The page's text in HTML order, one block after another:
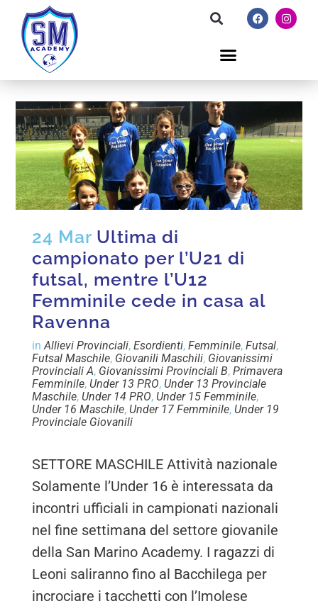
24 Mar Ultima di
campionato per l’U21 di
futsal, mentre l’U12
Femminile cede in casa al
Ravenna
inAllievi Provinciali,Esordienti,Femminile,Futsal,
Futsal Maschile, Giovanili Maschili, Giovanissimi
Provinciali A, Giovanissimi Provinciali B,Primavera
Femminile, Under 13 PRO, Under 13 Provinciale
Maschile, Under 14 PRO, Under 15 Femminile,
Under 16 Maschile, Under 17 Femminile, Under 19
Provinciale Giovanili
SETTORE MASCHILE Attività nazionale
Solamente l’Under 16 è interessata da
incontri ufficiali in campionati nazionali
nel fine settimana del settore giovanile
della San Marino Academy. I ragazzi di
Leoni saliranno fino al Bacchilega per
incrociare i tacchetti con l’Imolese